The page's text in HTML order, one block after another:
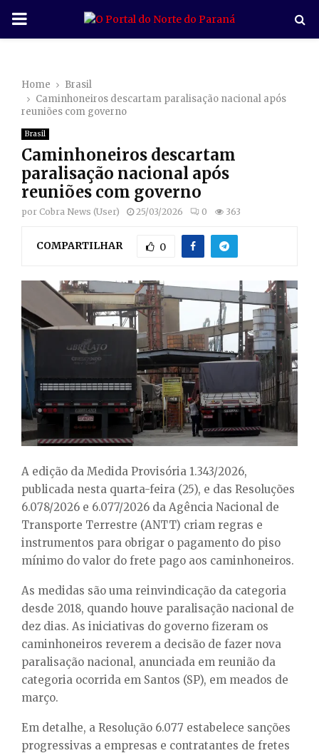
P
M
A
R
E
N
U
Home
Brasil
Caminhoneiros descartam paralisação nacional após
reuniões com governo
Brasil
Caminhoneiros descartam
paralisação nacional após
reuniões com governo
por Cobra News (User) 25/03/2026 0 363
COMPARTILHAR 0
A edição da Medida Provisória 1.343/2026,
publicada nesta quarta-feira (25), e das Resoluções
6.078/2026 e 6.077/2026 da Agência Nacional de
Transporte Terrestre (ANTT) criam regras e
instrumentos para obrigar o pagamento do piso
mínimo do valor do frete pago aos caminhoneiros.
As medidas são uma reinvindicação da categoria
desde 2018, quando houve paralisação nacional de
dez dias. As iniciativas do governo fizeram os
caminhoneiros reverem a decisão de fazer nova
paralisação nacional, anunciada em reunião da
categoria ocorrida em Santos (SP), em meados de
março.
Em detalhe, a Resolução 6.077 estabelece sanções
progressivas a empresas e contratantes de fretes